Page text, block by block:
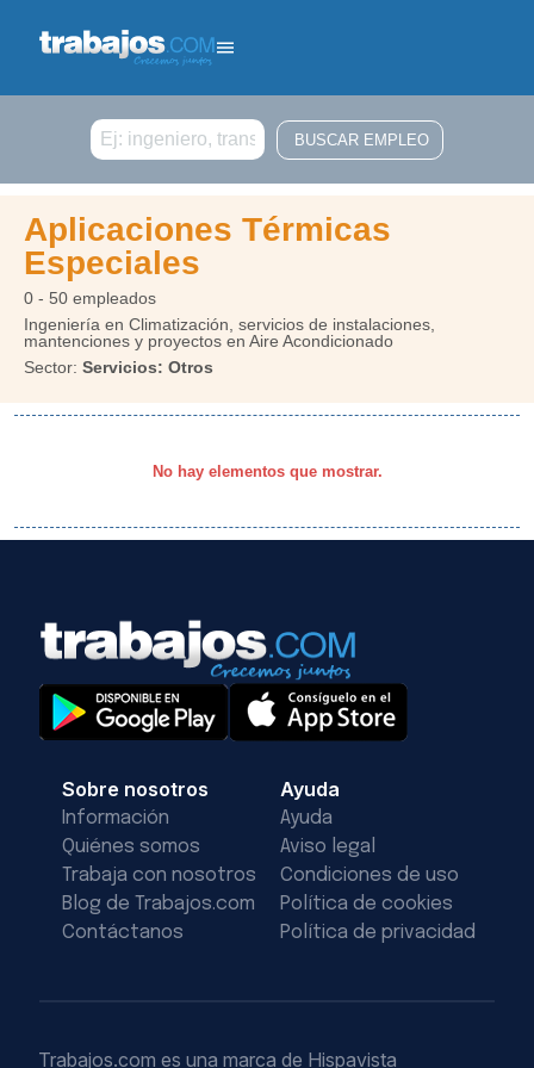
Buscar
Aplicaciones Térmicas
Especiales
0 - 50 empleados
Ingeniería en Climatización, servicios de instalaciones,
mantenciones y proyectos en Aire Acondicionado
Sector: Servicios: Otros
No hay elementos que mostrar.
Sobre nosotros
Información
Quiénes somos
Trabaja con nosotros
Blog de Trabajos.com
Contáctanos
Ayuda
Ayuda
Aviso legal
Condiciones de uso
Política de cookies
Política de privacidad
Trabajos.com es una marca de Hispavista